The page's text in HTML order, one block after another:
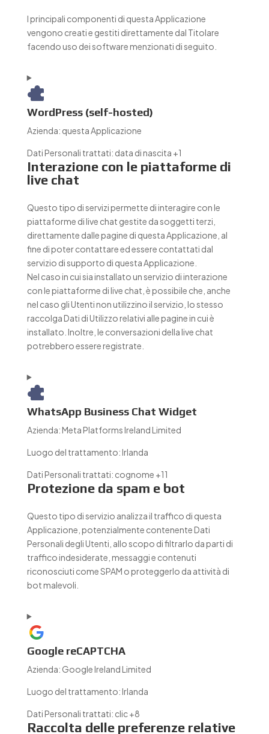
I principali componenti di questa Applicazione
vengono creati e gestiti direttamente dal Titolare
facendo uso dei software menzionati di seguito.
WordPress (self-hosted)
Azienda: questa Applicazione
Dati Personali trattati: data di nascita +1
Interazione con le piattaforme di
live chat
Questo tipo di servizi permette di interagire con le
piattaforme di live chat gestite da soggetti terzi,
direttamente dalle pagine di questa Applicazione, al
fine di poter contattare ed essere contattati dal
servizio di supporto di questa Applicazione.
Nel caso in cui sia installato un servizio di interazione
con le piattaforme di live chat, è possibile che, anche
nel caso gli Utenti non utilizzino il servizio, lo stesso
raccolga Dati di Utilizzo relativi alle pagine in cui è
installato. Inoltre, le conversazioni della live chat
potrebbero essere registrate.
WhatsApp Business Chat Widget
Azienda:Meta Platforms Ireland Limited
Luogo del trattamento:Irlanda
Dati Personali trattati: cognome +11
Protezione da spam e bot
Questo tipo di servizio analizza il traffico di questa
Applicazione, potenzialmente contenente Dati
Personali degli Utenti, allo scopo di filtrarlo da parti di
traffico indesiderate, messaggi e contenuti
riconosciuti come SPAM o proteggerlo da attività di
bot malevoli.
Google reCAPTCHA
Azienda: Google Ireland Limited
Luogo del trattamento:Irlanda
Dati Personali trattati: clic +8
Raccolta delle preferenze relative